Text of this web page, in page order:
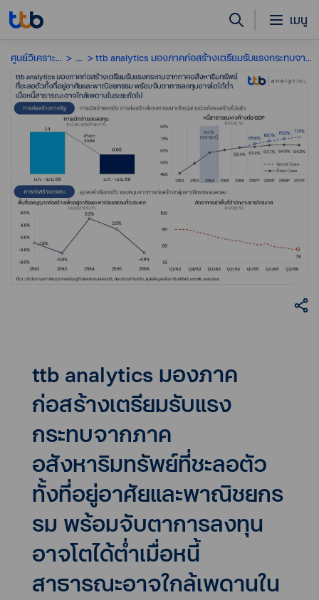
เมนู
ศูนย์วิเคราะห์เศรษฐกิจ ... ttb analytics มองภาคก่อสร้างเตรียมรับแรงกระทบจากภาคอสังหาริมทรัพย์ที่ชะลอตัวทั้งที่อยู่อาศัยและพาณิชยกรรม พร้อมจับตาการลงทุนอาจโตได้ต่ำเมื่อหนี้สาธารณะอาจใกล้เพดานในระยะถัดไป
ttb analytics มองภาค
ก่อสร้างเตรียมรับแรง
กระทบจากภาค
อสังหาริมทรัพย์ที่ชะลอตัว
ทั้งที่อยู่อาศัยและพาณิชยกร
รม พร้อมจับตาการลงทุน
อาจโตได้ต่ำเมื่อหนี้
สาธารณะอาจใกล้เพดานใน